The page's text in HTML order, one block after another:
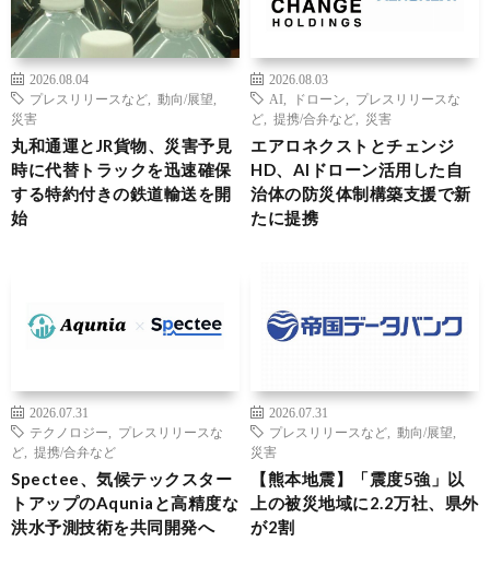
2026.08.04
プレスリリースなど
動向/展望
災害
丸和通運とJR貨物、災害予見
時に代替トラックを迅速確保
する特約付きの鉄道輸送を開
始
2026.08.03
AI
ドローン
プレスリリースな
ど
提携/合弁など 災害
エアロネクストとチェンジ
HD、AIドローン活用した自
治体の防災体制構築支援で新
たに提携
2026.07.31
テクノロジー
プレスリリースな
ど
提携/合弁など
Spectee、気候テックスター
トアップのAquniaと高精度な
洪水予測技術を共同開発へ
2026.07.31
プレスリリースなど
動向/展望
災害
【熊本地震】「震度5強」以
上の被災地域に2.2万社、県外
が2割